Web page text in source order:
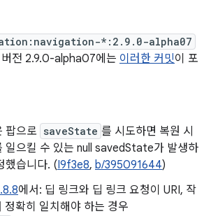
*:2.9.0-alpha07
버전 2.9.0-alpha07에는 이러한 커밋이 포
팝으로 saveState 를 시도하면 복원 시
일으킬 수 있는 null savedState가 발생하
했습니다. (I9f3e8, b/395091644)
에서: 딥 링크와 딥 링크 요청이 URI, 작
정확히 일치해야 하는 경우